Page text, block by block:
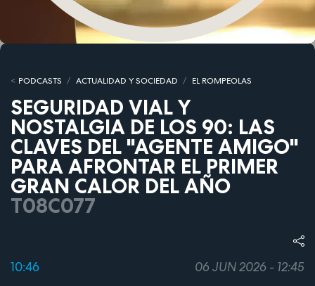
PODCASTS ACTUALIDAD Y SOCIEDAD EL ROMPEOLAS
SEGURIDAD VIAL Y
NOSTALGIA DE LOS 90: LAS
CLAVES DEL "AGENTE AMIGO"
PARA AFRONTAR EL PRIMER
GRAN CALOR DEL AÑO
T08C077
10:46 06 JUN 2026 - 12:45